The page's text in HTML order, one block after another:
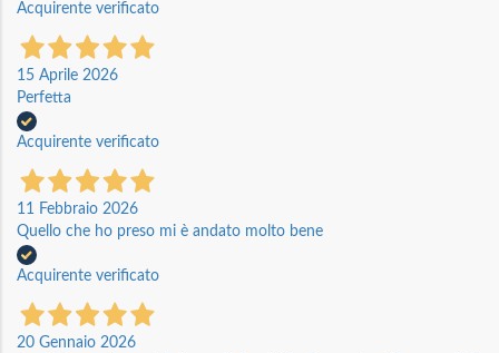
Acquirente verificato
15 Aprile 2026
Perfetta
Acquirente verificato
11 Febbraio 2026
Quello che ho preso mi è andato molto bene
Acquirente verificato
20 Gennaio 2026